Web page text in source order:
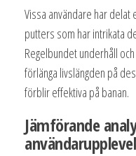
Vissa användare har
putters som har intrikata
Regelbundet underhåll
förlänga livslängden på
förblir effektiva på banan.
Jämförande